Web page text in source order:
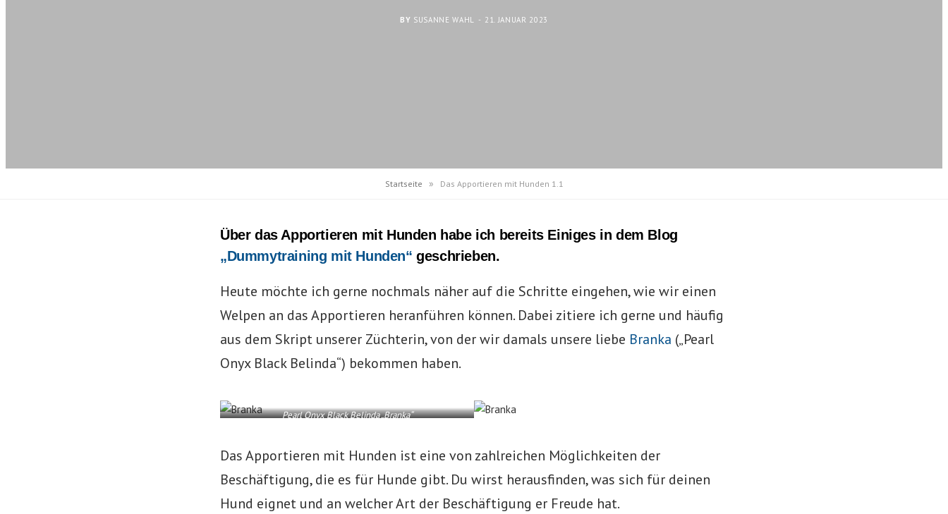
BY SUSANNE WAHL 21. JANUAR 2023
Startseite » Das Apportieren mit Hunden 1.1
Über das Apportieren mit Hunden habe ich bereits Einiges in dem Blog
„Dummytraining mit Hunden“geschrieben.
Heute möchte ich gerne nochmals näher auf die Schritte eingehen, wie wir einen
Welpen an das Apportieren heranführen können. Dabei zitiere ich gerne und häufig
aus dem Skript unserer Züchterin, von der wir damals unsere liebe Branka („Pearl
Onyx Black Belinda“) bekommen haben.
Pearl Onyx Black Belinda „Branka“
Das Apportieren mit Hunden ist eine von zahlreichen Möglichkeiten der
Beschäftigung, die es für Hunde gibt. Du wirst herausfinden, was sich für deinen
Hund eignet und an welcher Art der Beschäftigung er Freude hat.